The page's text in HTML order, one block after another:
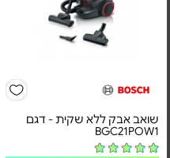
שואב אבק ללא שקית - דגם
BGC21POW1